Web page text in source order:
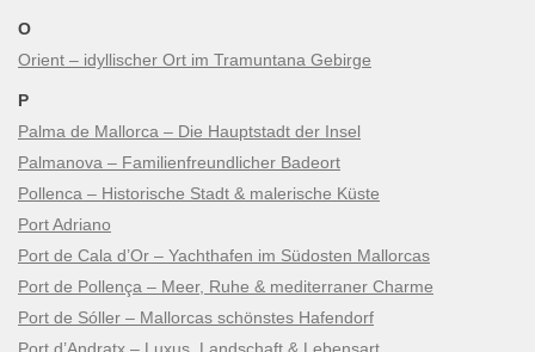
O
Orient – idyllischer Ort im Tramuntana Gebirge
P
Palma de Mallorca – Die Hauptstadt der Insel
Palmanova – Familienfreundlicher Badeort
Pollenca – Historische Stadt & malerische Küste
Port Adriano
Port de Cala d’Or – Yachthafen im Südosten Mallorcas
Port de Pollença – Meer, Ruhe & mediterraner Charme
Port de Sóller – Mallorcas schönstes Hafendorf